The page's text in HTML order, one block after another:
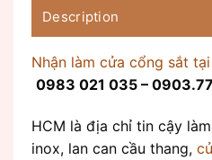
Description
Nhận làm cửa cổng sắt
0983 021 035 –
HCM là địa chỉ tin cậy
inox, lan can cầu thang,